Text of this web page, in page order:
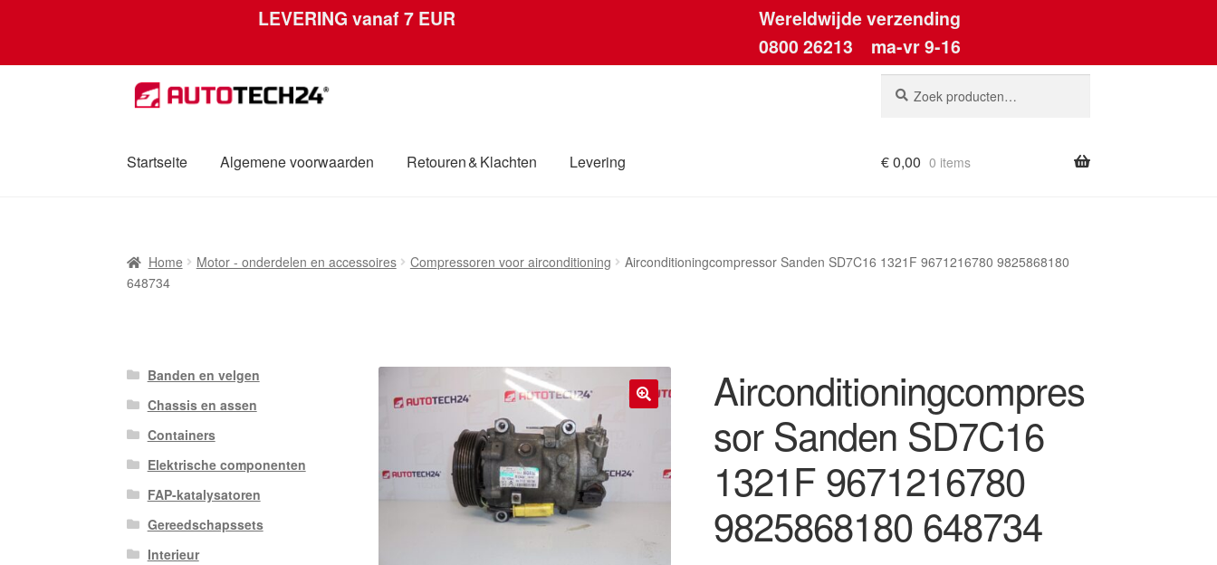
LEVERING vanaf 7 EUR
Wereldwijde verzending
0800 26213 ma-vr 9-16
Skip
to
Skip
to
naar:
Startseite Algemene voorwaarden Retouren & Klachten Levering
Mijn accountOver onsPrivacybeleidWereldwijde verzendingWinkelwagen
€0,00 0 items
Home Motor - onderdelen en accessoires Compressoren voor airconditioning
Airconditioningcompressor Sanden SD7C16 1321F 9671216780 9825868180
648734
Airconditioningcompres
sor Sanden SD7C16
1321F 9671216780
9825868180 648734
Banden en velgen
Chassis en assen
Containers
Elektrische componenten
FAP-katalysatoren
Gereedschapssets
Interieur